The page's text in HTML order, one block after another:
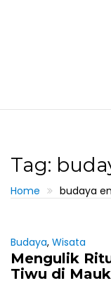
Tag:
Home budaya
Budaya, Wisata
Mengulik
Tiwu di